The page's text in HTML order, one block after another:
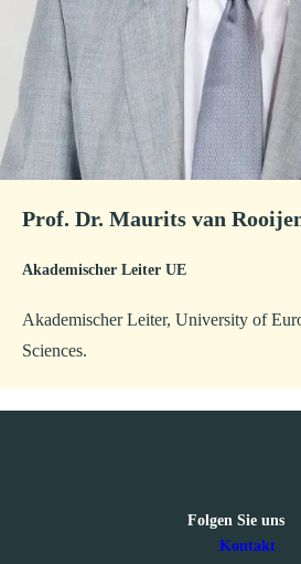
Prof. Dr. Maurits van
Akademischer Leiter UE
Akademischer Leiter, University of
Sciences.
Folgen Sie uns
Kontakt